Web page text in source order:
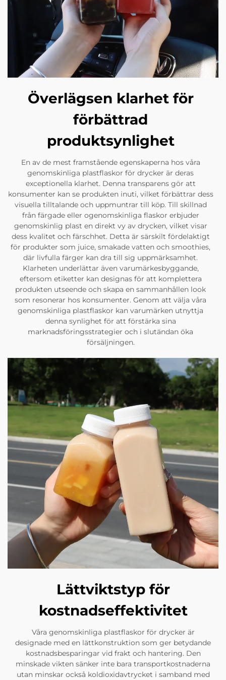
Överlägsen klarhet för
förbättrad
produktsynlighet
En av de mest framstående egenskaperna hos våra
genomskinliga plastflaskor för drycker är deras
exceptionella klarhet. Denna transparens gör att
konsumenter kan se produkten inuti, vilket förbättrar dess
visuella tilltalande och uppmuntrar till köp. Till skillnad
från färgade eller ogenomskinliga flaskor erbjuder
genomskinlig plast en direkt vy av drycken, vilket visar
dess kvalitet och färschhet. Detta är särskilt fördelaktigt
för produkter som juice, smakade vatten och smoothies,
där livfulla färger kan dra till sig uppmärksamhet.
Klarheten underlättar även varumärkesbyggande,
eftersom etiketter kan designas för att komplettera
produkten utseende och skapa en sammanhållen look
som resonerar hos konsumenter. Genom att välja våra
genomskinliga plastflaskor kan varumärken utnyttja
denna synlighet för att förstärka sina
marknadsföringsstrategier och i slutändan öka
försäljningen.
Lättviktstyp för
kostnadseffektivitet
Våra genomskinliga plastflaskor för drycker är
designade med en lättkonstruktion som ger betydande
kostnadsbesparingar vid frakt och hantering. Den
minskade vikten sänker inte bara transportkostnaderna
utan minskar också koldioxidavtrycket i samband med